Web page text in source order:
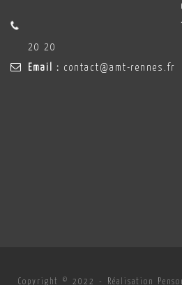
20 20
Email : contact@amt-rennes.fr
Copyright © 2022 - Réalisation